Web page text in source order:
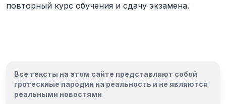
повторный курс обучения и сдачу экзамена.
Все тексты на этом сайте представляют собой
гротескные пародии на реальность и не являются
реальными новостями